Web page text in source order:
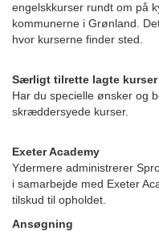
engelskkurser rundt om på
kommunerne i Grønland.
hvor kurserne finder sted.
Særligt tilrette lagte kurser
Har du specielle ønsker og
skræddersyede kurser.
Exeter Academy
Ydermere administrerer
i samarbejde med Exeter
tilskud til opholdet.
Ansøgning